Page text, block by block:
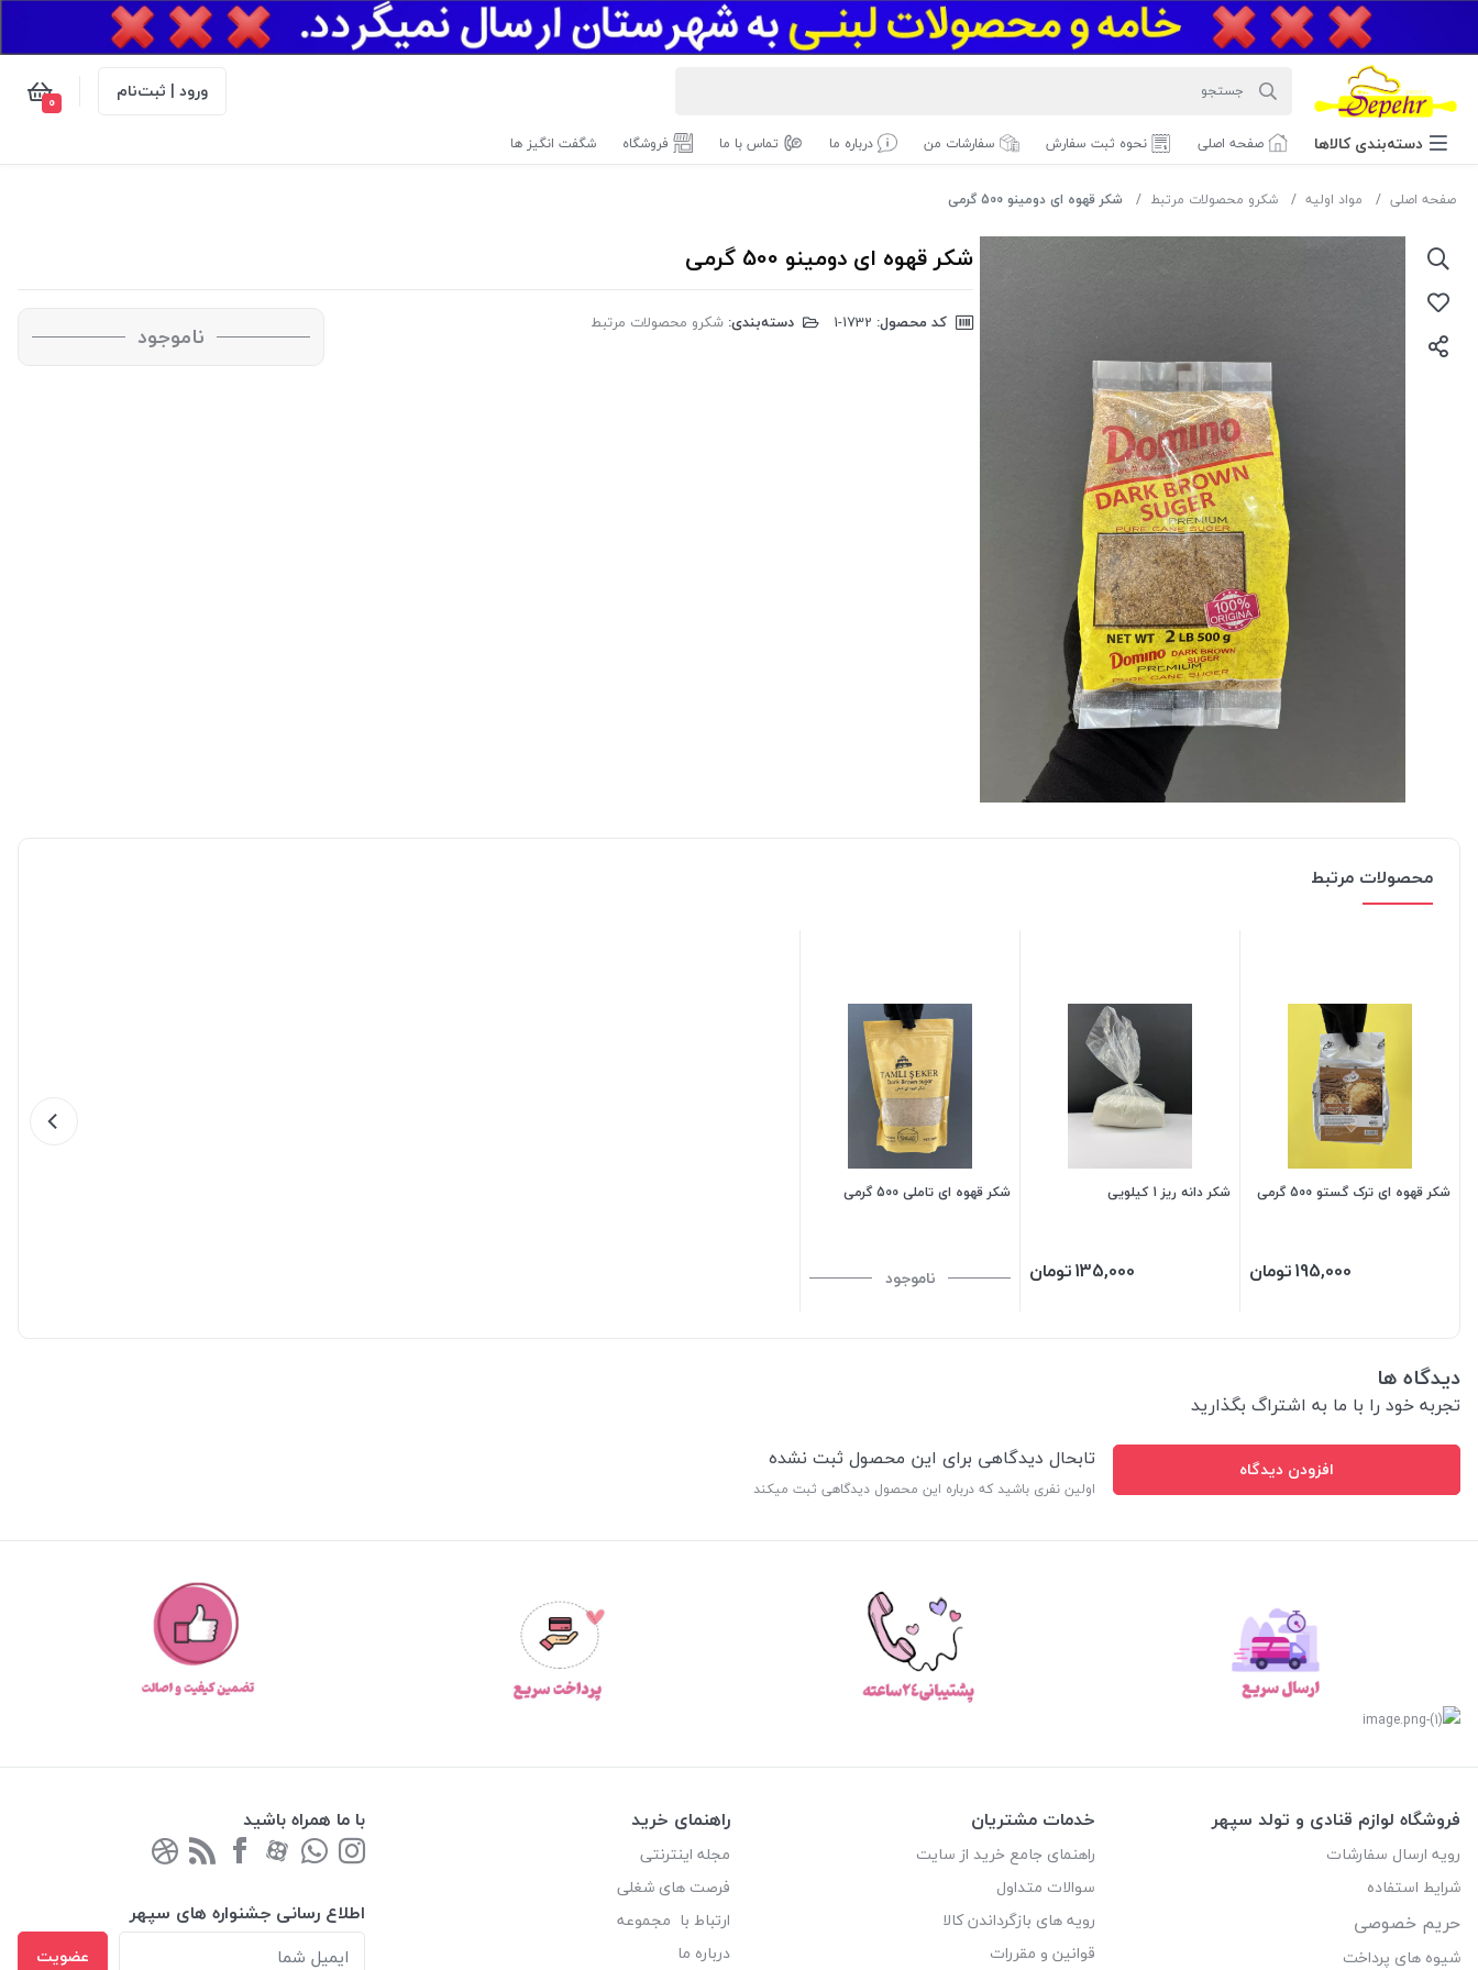
ورود | ثبت‌نام 0
دسته‌بندی‌ کالاها صفحه اصلی نحوه ثبت سفارش سفارشات من درباره ما تماس با ما فروشگاه شگفت انگیز ها
صفحه اصلی مواد اولیه شکرو محصولات مرتبط شکر قهوه ای دومینو 500 گرمی
شکر قهوه ای دومینو 500 گرمی
کد محصول: دسته‌بندی: شکرو محصولات مرتبط ناموجود
محصولات مرتبط
شکر قهوه ای ترک گستو 500 گرمی
195,000تومان
شکر دانه ریز 1 کیلویی
135,000تومان
شکر قهوه ای تاملی 500 گرمی
ناموجود
دیدگاه ها
تجربه خود را با ما به اشتراگ بگذارید
افزودن دیدگاه تابحال دیدگاهی برای این محصول ثبت نشده
اولین نفری باشید که درباره این محصول دیدگاهی ثبت میکند
فروشگاه لوازم قنادی و تولد سپهر
رویه ارسال سفارشات
شرایط استفاده
حریم خصوصی
شیوه های پرداخت
خدمات مشتریان
راهنمای جامع خرید از سایت
سوالات متداول
رویه های بازگرداندن کالا
قوانین و مقررات
راهنمای خرید
مجله اینترنتی
فرصت های شغلی
ارتباط با مجموعه
درباره ما
با ما همراه باشید
اطلاع رسانی جشنواره های سپهر
عضویت